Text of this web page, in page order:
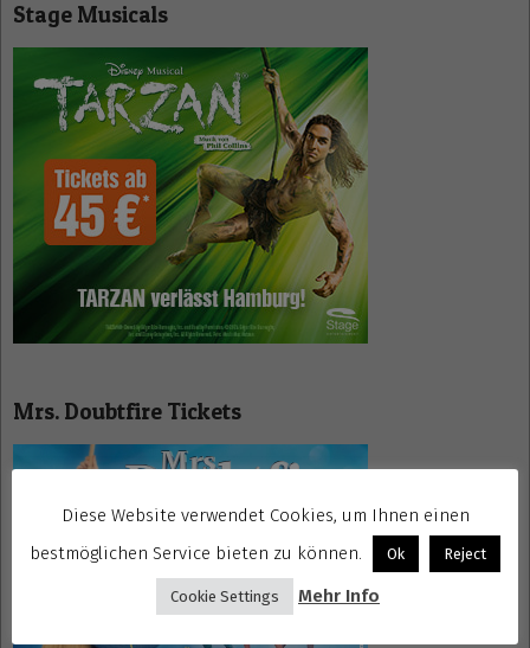
10
Stage Musicals
Mrs. Doubtfire Tickets
Diese Website verwendet Cookies, um Ihnen einen
bestmöglichen Service bieten zu können.
Ok Reject
Cookie Settings Mehr Info